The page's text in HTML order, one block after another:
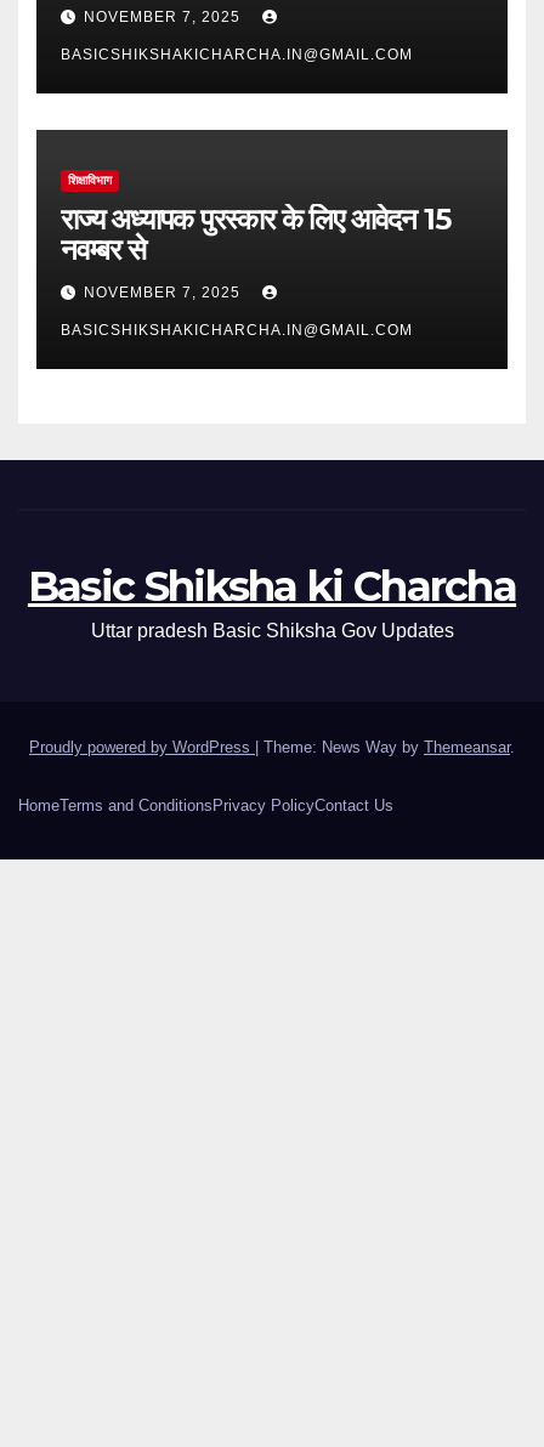
NOVEMBER 7, 2025
BASICSHIKSHAKICHARCHA.IN@GMAIL.COM
शिक्षाविभाग
राज्य अध्यापक पुरस्कार के लिए आवेदन 15
नवम्बर से
NOVEMBER 7, 2025
BASICSHIKSHAKICHARCHA.IN@GMAIL.COM
Basic Shiksha ki Charcha
Uttar pradesh Basic Shiksha Gov Updates
Proudly powered by WordPress | Theme: News Way by Themeansar.
HomeTerms and Conditions Privacy PolicyContact Us